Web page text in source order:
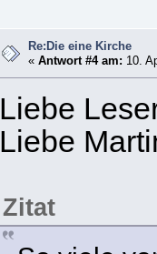
Re:Die eine Kirche
«Antwort #4 am: 10.
Liebe
Liebe
Zitat